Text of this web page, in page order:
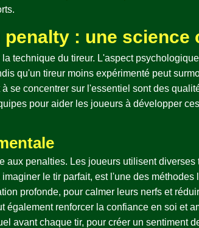
: une science
technique du tireur. L'aspect
qu'un tireur moins expérimenté peut
se concentrer sur l'essentiel sont des
pour aider les joueurs à développer
aux penalties. Les joueurs utilisent
le tir parfait, est l'une des
profonde, pour calmer leurs nerfs et
également renforcer la confiance en soi et
avant chaque tir, pour créer un sentiment